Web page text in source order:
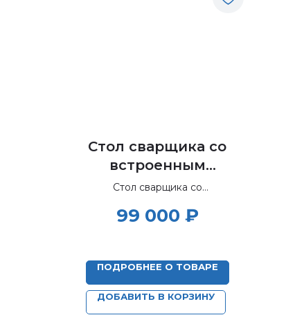
Стол сварщика со
встроенным
вентилятором СС-
Стол сварщика со
99 000 ₽
ПОДРОБНЕЕ О ТОВАРЕ
ДОБАВИТЬ В КОРЗИНУ